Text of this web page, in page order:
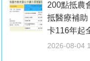
200點抵農
抵醫療補
卡116年起
2026-08-04